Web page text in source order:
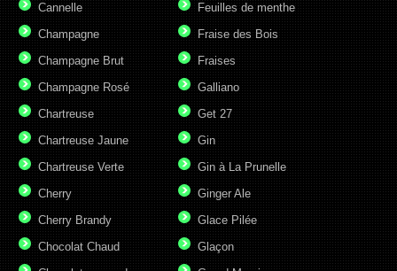
Cannelle
Champagne
Champagne Brut
Champagne Rosé
Chartreuse
Chartreuse Jaune
Chartreuse Verte
Cherry
Cherry Brandy
Chocolat Chaud
Feuilles de menthe
Fraise des Bois
Fraises
Galliano
Get 27
Gin
Gin à La Prunelle
Ginger Ale
Glace Pilée
Glaçon